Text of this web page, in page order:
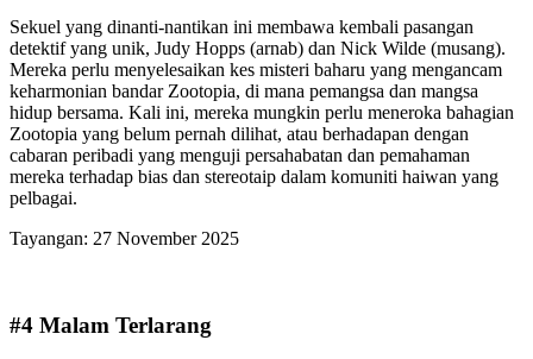
Sekuel yang dinanti-nantikan ini membawa kembali pasangan
detektif yang unik, Judy Hopps (arnab) dan Nick Wilde (musang).
Mereka perlu menyelesaikan kes misteri baharu yang mengancam
keharmonian bandar Zootopia, di mana pemangsa dan mangsa
hidup bersama. Kali ini, mereka mungkin perlu meneroka bahagian
Zootopia yang belum pernah dilihat, atau berhadapan dengan
cabaran peribadi yang menguji persahabatan dan pemahaman
mereka terhadap bias dan stereotaip dalam komuniti haiwan yang
pelbagai.
Tayangan: 27 November 2025
#4 Malam Terlarang